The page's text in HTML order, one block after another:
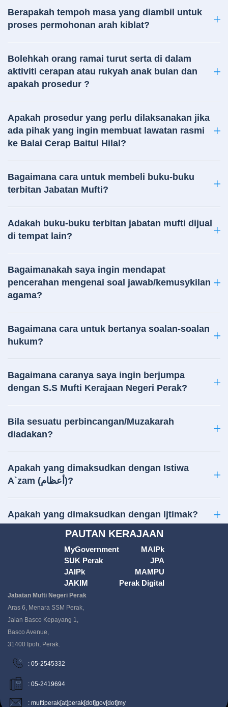
Berapakah tempoh masa yang diambil untuk
proses permohonan arah kiblat?
Bolehkah orang ramai turut serta di dalam
aktiviti cerapan atau rukyah anak bulan dan
apakah prosedur ?
Apakah prosedur yang perlu dilaksanakan jika
ada pihak yang ingin membuat lawatan rasmi
ke Balai Cerap Baitul Hilal?
Bagaimana cara untuk membeli buku-buku
terbitan Jabatan Mufti?
Adakah buku-buku terbitan jabatan mufti dijual
di tempat lain?
Bagaimanakah saya ingin mendapat
pencerahan mengenai soal jawab/kemusykilan
agama?
Bagaimana cara untuk bertanya soalan-soalan
hukum?
Bagaimana caranya saya ingin berjumpa
dengan S.S Mufti Kerajaan Negeri Perak?
Bila sesuatu perbincangan/Muzakarah
diadakan?
Apakah yang dimaksudkan dengan Istiwa
A`zam (أعظام)?
Apakah yang dimaksudkan dengan Ijtimak?
PAUTAN KERAJAAN
MyGovernment
SUK Perak
JAIPk
JAKIM
MAIPk
JPA
MAMPU
Perak Digital
Jabatan Mufti Negeri Perak
Aras 6, Menara SSM Perak,
Jalan Basco Kepayang 1,
Basco Avenue,
31400 Ipoh, Perak.
: 05-2545332
: 05-2419694
: muftiperak[at]perak[dot]gov[dot]my